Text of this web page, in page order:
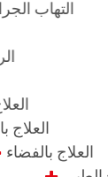
التهاب